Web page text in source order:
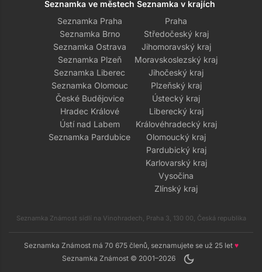
Seznamka ve městech
Seznamka Praha
Seznamka Brno
Seznamka Ostrava
Seznamka Plzeň
Seznamka Liberec
Seznamka Olomouc
České Budějovice
Hradec Králové
Ústí nad Labem
Seznamka Pardubice
Seznamka v krajích
Praha
Středočeský kraj
Jihomoravský kraj
Moravskoslezský kraj
Jihočeský kraj
Plzeňský kraj
Ústecký kraj
Liberecký kraj
Královéhradecký kraj
Olomoucký kraj
Pardubický kraj
Karlovarský kraj
Vysočina
Zlínský kraj
Seznamka Známost sídlí na Vinohradech, Praha 3, 130 00, Česká republika
Seznamka Známost má 70 675 členů, seznamujete se už 25 let ♥
Seznamka Známost © 2001–2026
dark_mode